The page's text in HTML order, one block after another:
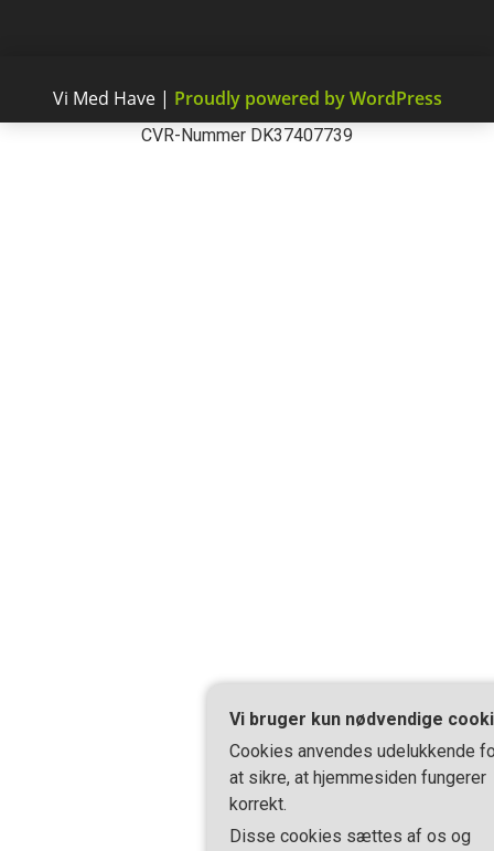
Vi Med Have | Proudly powered by WordPress
CVR-Nummer DK37407739
Vi bruger kun nødvendige
Cookies anvendes udelukkende
at sikre, at hjemmesiden fungerer
korrekt.
Disse cookies sættes af os og